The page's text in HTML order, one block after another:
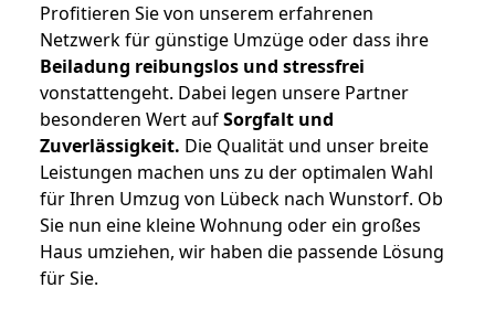
Profitieren Sie von unserem erfahrenen
Netzwerk für günstige Umzüge oder dass ihre
Beiladung reibungslos und stressfrei
vonstattengeht. Dabei legen unsere Partner
besonderen Wert aufSorgfalt und
Zuverlässigkeit. Die Qualität und unser breite
Leistungen machen uns zu der optimalen Wahl
für Ihren Umzug von Lübeck nach Wunstorf. Ob
Sie nun eine kleine Wohnung oder ein großes
Haus umziehen, wir haben die passende Lösung
für Sie.